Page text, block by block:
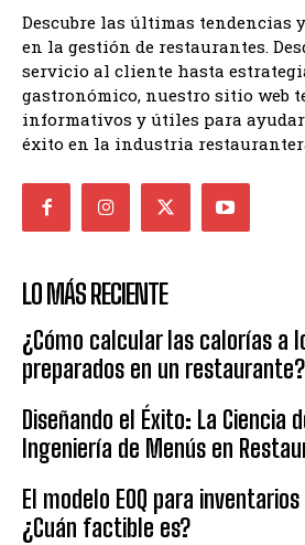
Descubre las últimas tendencias
en la gestión de restaurantes.
servicio al cliente hasta
gastronómico, nuestro sitio web
informativos y útiles para
éxito en la industria
LO MÁS RECIENTE
¿Cómo calcular las calorías a
preparados en un restaurante?
Diseñando el Éxito: La Ciencia
Ingeniería de Menús en
El modelo EOQ para
¿Cuán factible es?